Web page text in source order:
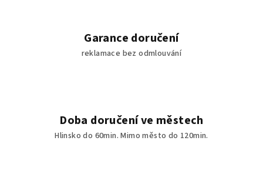
Garance doručení
reklamace bez odmlouvání
Doba doručení ve městech
Hlinsko do 60min. Mimo město do 120min.